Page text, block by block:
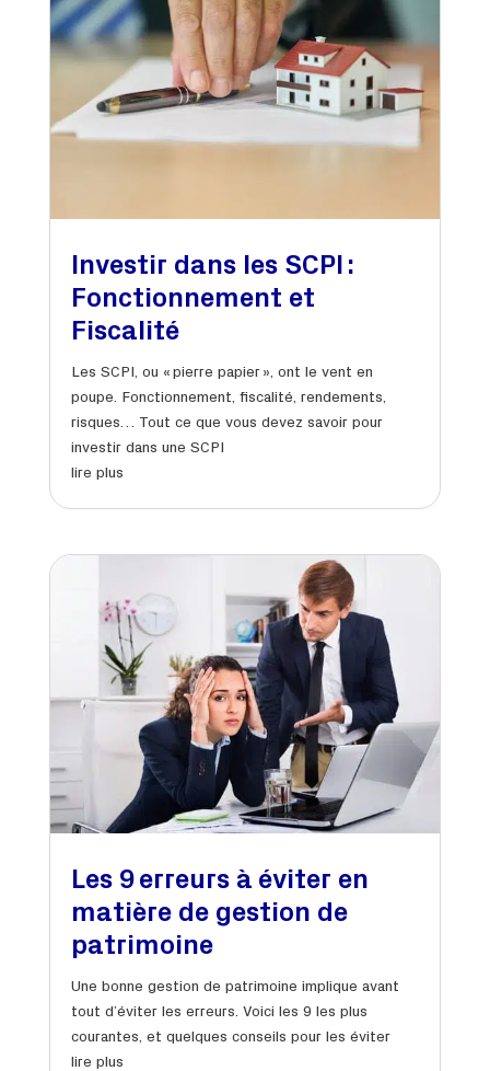
Investir dans les SCPI :
Fonctionnement et
Fiscalité
Les SCPI, ou « pierre papier », ont le vent en
poupe. Fonctionnement, fiscalité, rendements,
risques… Tout ce que vous devez savoir pour
investir dans une SCPI
lire plus
Les 9 erreurs à éviter en
matière de gestion de
patrimoine
Une bonne gestion de patrimoine implique avant
tout d’éviter les erreurs. Voici les 9 les plus
courantes, et quelques conseils pour les éviter
lire plus